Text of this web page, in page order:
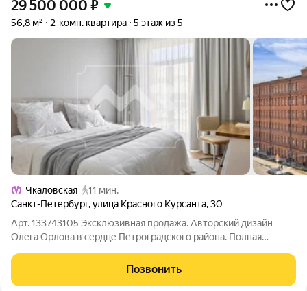
29 500 000 ₽
56,8 м² 2-комн. квартира 5 этаж из 5
Чкаловская
11 мин.
Санкт-Петербург,улица Красного Курсанта,30
Арт. 133743105 Эксклюзивная продажа. Авторский дизайн
Олега Орлова в сердце Петроградского района. Полная
Петроградский район, ул. Красного Курсанта, 30. Этаж: 5 /
Комнат: 2 / Состояние: Премиум-ремонт
Позвонить